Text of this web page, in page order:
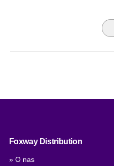
Foxway Distribution
» O nas